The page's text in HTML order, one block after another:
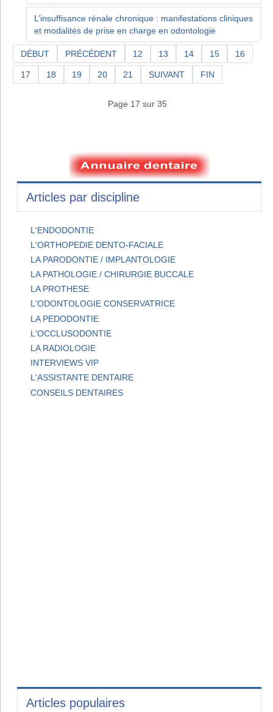
L’insuffisance rénale chronique : manifestations cliniques
et modalités de prise en charge en odontologie
DÉBUT PRÉCÉDENT 12 13 14 15 16
17 18 19 20 21 SUIVANT FIN
Page 17 sur 35
Articles par discipline
L'ENDODONTIE
L'ORTHOPEDIE DENTO-FACIALE
LA PARODONTIE / IMPLANTOLOGIE
LA PATHOLOGIE / CHIRURGIE BUCCALE
LA PROTHESE
L'ODONTOLOGIE CONSERVATRICE
LA PEDODONTIE
L'OCCLUSODONTIE
LA RADIOLOGIE
INTERVIEWS VIP
L'ASSISTANTE DENTAIRE
CONSEILS DENTAIRES
Articles populaires